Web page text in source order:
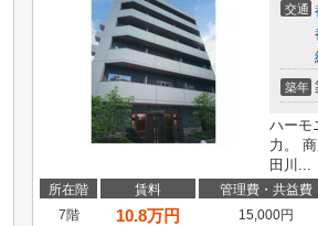
交通
築年
ハーモ
力。
田川...
所在階 賃料 管理費・共益費
7階
10.8万円 15,000円